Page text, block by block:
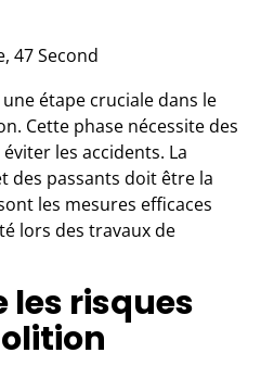
47 Second
étape cruciale dans le
Cette phase nécessite des
les accidents. La
des passants doit être la
les mesures efficaces
lors des travaux de
les risques